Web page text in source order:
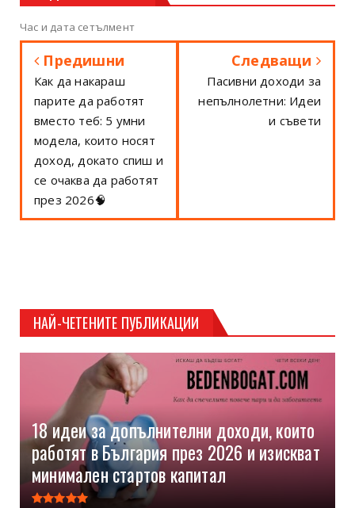
Час и дата сетълмент
Предишни
Как да накараш
парите да работят
вместо теб: 5 умни
модела, които носят
доход, докато спиш и
се очаква да работят
през 2026🧠
Следващи
Пасивни доходи за
непълнолетни: Идеи
и съвети
НАЙ-ЧЕТЕНИТЕ ПУБЛИКАЦИИ
18 идеи за допълнителни доходи, които
работят в България през 2026 и изискват
минимален стартов капитал